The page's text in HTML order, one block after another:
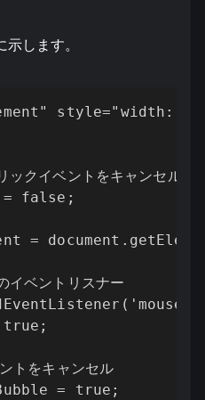
します。
style="width:
クイベントをキャンセルす
false;
=
ベントリスナー
トをキャンセル
= true;